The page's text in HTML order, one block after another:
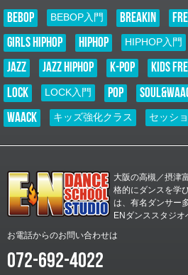
未分類
NEW LESSON スタート！！
POPの要素を取り入れた独自のHIPHOPス
ッズ（中学生まで）を対象としたクラスが
先着７名様に、11/29、12/6の２回分のチ
2025.11.01
E–Nニュース
お知らせ
E-Nハロウィンダンスコンテスト結果発表
トリーを頂きました！ どの作品も趣向が凝
スやメンバーの楽しい雰囲気がすごく伝わ
つけ難い内容と…
BEBOP
BEBOP入門 BREAKIN
GIRLS HIPHOP
HIPHOP HIPHOP入門
JAZZ
JAZZ HIPHOP K-POP KIDS
LOCK
LOCK入門 POP
WAACK
キッズ強化クラス セッシ
大阪の高槻／摂津
格的にダンスを学
は、有名ダンサー
ENダンススタジオ
お電話からのお問い合わせは
072-692-4022